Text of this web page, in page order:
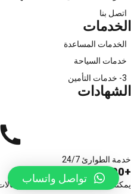
اتصل بنا
الخدمات
الخدمات المساعدة
خدمات السياحة
3- خدمات التأمين
الشهادات
خدمة الطوارئ 24/7
+90 (312) 424 0 891
يمكنك الاتصال للخدمات العلاجية
تواصل واتساب